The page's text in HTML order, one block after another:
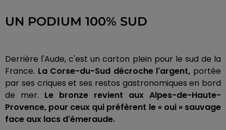
UN PODIUM 100% SUD
Derrière l'Aude, c'est un carton plein pour le sud de la
France. La Corse-du-Sud décroche l'argent, portée
par ses criques et ses restos gastronomiques en bord
de mer. Le bronze revient aux Alpes-de-Haute-
Provence, pour ceux qui préfèrent le « oui » sauvage
face aux lacs d'émeraude.